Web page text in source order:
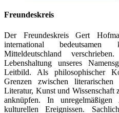
Freundeskreis
Der Freundeskreis Gert
international
Mitteldeutschland
Lebenshaltung unseres
Leitbild. Als philosophischer
Grenzen zwischen
Literatur, Kunst und
anknüpfen. In
kulturellen Ereignissen.